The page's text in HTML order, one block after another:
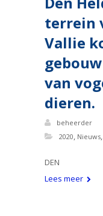
terrein
Vallie
van
dieren.
beheerder
2020, Nieuws,
DEN
Lees meer